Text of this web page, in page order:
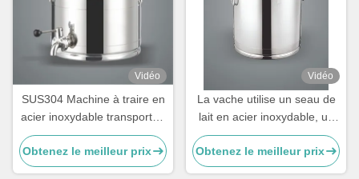
Vidéo
SUS304 Machine à traire en
acier inoxydable transportée
par seau avec couvercle
Obtenez le meilleur prix
Vidéo
La vache utilise un seau de
lait en acier inoxydable, un
seau de lait en acier
inoxydable pour la ferme
Obtenez le meilleur prix